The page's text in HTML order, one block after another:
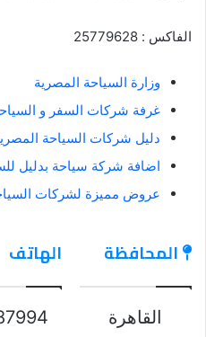
الفاكس : 25779628
وزارة السياحة المصرية
غرفة شركات السفر و
دليل شركات السياحة
اضافة شركة سياحة بدليل
عروض مميزة لشركات
المحافظة
القاهرة
الهاتف